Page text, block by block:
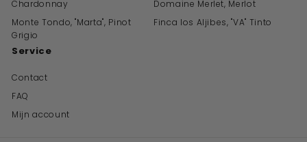
Chardonnay
Monte Tondo, "Marta", Pinot
Grigio
Domaine Merlet, Merlot
Finca los Aljibes, "VA" Tinto
Service
Contact
FAQ
Mijn account